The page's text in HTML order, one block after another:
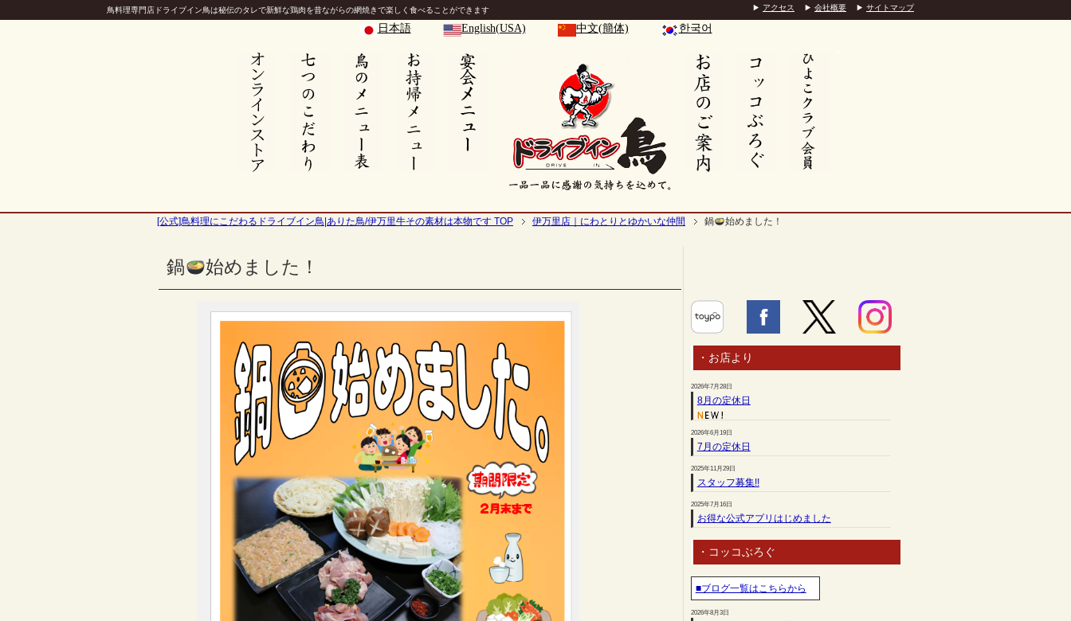
鳥料理専門店ドライブイン鳥は秘伝のタレで新鮮な鶏肉を昔ながらの網焼きで楽しく食べることができます
日本語 English(USA) 中文(簡体) 한국어
[公式]鳥料理にこだわるドライブイン鳥|ありた鳥/伊万里牛その素材は本物です TOP 伊万里店｜にわとりとゆかいな仲間 鍋 始めました！
鍋 始めました！
・お店より
2026年7月28日
8月の定休日
2026年6月19日
7月の定休日
2025年11月29日
スタッフ募集!!
2025年7月16日
お得な公式アプリはじめました
・コッコぶろぐ
■ブログ一覧はこちらから
2026年8月3日
アクセス 会社概要 サイトマップ